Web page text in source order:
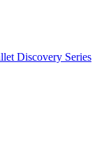
Discovery Series